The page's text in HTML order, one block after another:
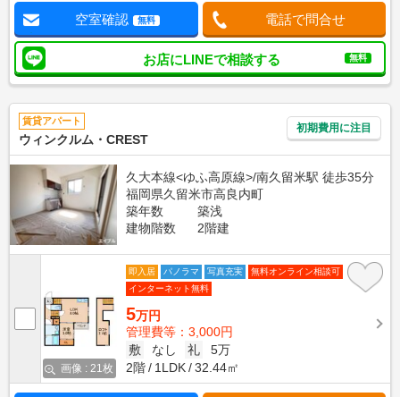
空室確認 無料 電話で問合せ
お店にLINEで相談する 無料
賃貸アパート
ウィンクルム・CREST
初期費用に注目
久大本線<ゆふ高原線>/南久留米駅 徒歩35分
福岡県久留米市高良内町
築年数
築浅
建物階数
2階建
画像 : 21枚
即入居 パノラマ 写真充実
無料オンライン相談可
インターネット無料
5万円
管理費等：3,000円
敷
なし 礼
5万
2階
1LDK 32.44㎡